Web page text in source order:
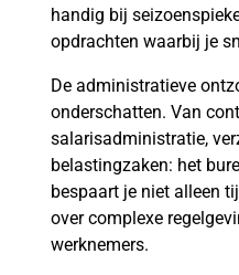
handig bij
opdrachten waarbij je
De administratieve
onderschatten. Van
salarisadministratie,
belastingzaken: het
bespaart je niet alleen
over complexe
werknemers.